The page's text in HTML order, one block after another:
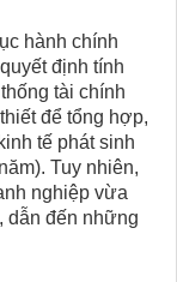
hành chính
định tính
tài chính
để tổng hợp,
tế phát sinh
Tuy nhiên,
nghiệp vừa
dẫn đến những